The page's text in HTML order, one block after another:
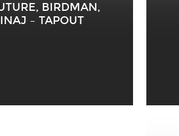
BIRDMAN,
– TAPOUT